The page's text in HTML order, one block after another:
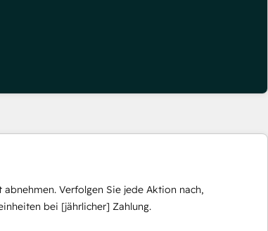
Verfolgen Sie jede Aktion nach,
bei [jährlicher] Zahlung.